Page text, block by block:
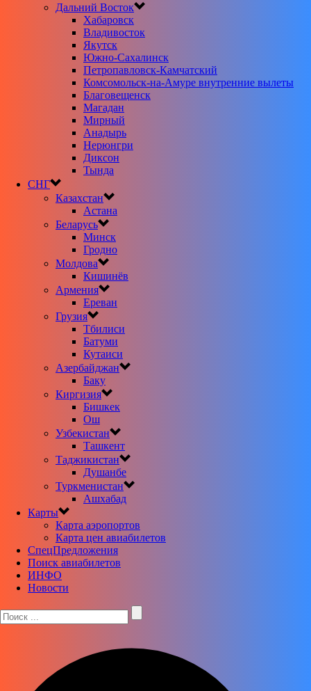
Дальний Восток
Хабаровск
Владивосток
Якутск
Южно-Сахалинск
Петропавловск-Камчатский
Комсомольск-на-Амуре внутренние вылеты
Благовещенск
Магадан
Мирный
Анадырь
Нерюнгри
Диксон
Тында
СНГ
Казахстан
Астана
Беларусь
Минск
Гродно
Молдова
Кишинёв
Армения
Ереван
Грузия
Тбилиси
Батуми
Кутаиси
Азербайджан
Баку
Киргизия
Бишкек
Ош
Узбекистан
Ташкент
Таджикистан
Душанбе
Туркменистан
Ашхабад
Карты
Карта аэропортов
Карта цен авиабилетов
CпецПредложения
Поиск авиабилетов
ИНФО
Новости